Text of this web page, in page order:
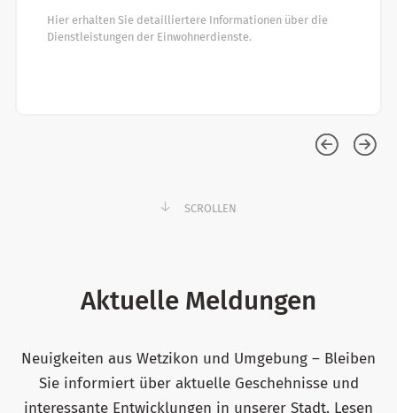
Hier erhalten Sie detailliertere Informationen über die
Dienstleistungen der Einwohnerdienste.
SCROLLEN
Aktuelle Meldungen
Neuigkeiten aus Wetzikon und Umgebung – Bleiben
Sie informiert über aktuelle Geschehnisse und
interessante Entwicklungen in unserer Stadt. Lesen